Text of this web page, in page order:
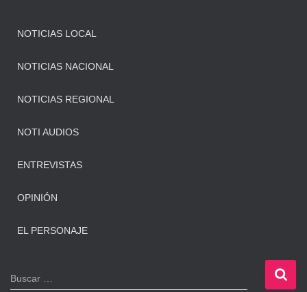
NOTICIAS LOCAL
NOTICIAS NACIONAL
NOTICIAS REGIONAL
NOTI AUDIOS
ENTREVISTAS
OPINIÓN
EL PERSONAJE
B
u
Buscar …